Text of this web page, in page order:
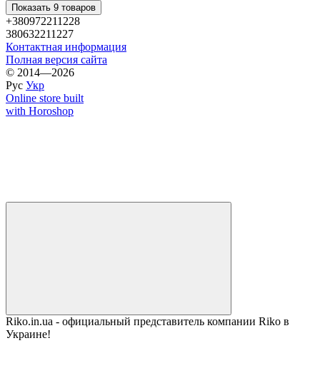
Показать 9 товаров
+380972211228
380632211227
Контактная информация
Полная версия сайта
© 2014—2026
Рус Укр
Online store built
with Horoshop
Riko.in.ua - официальный представитель компании Riko в
Украине!